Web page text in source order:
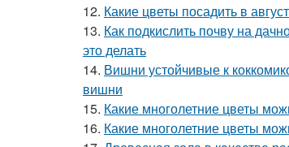
12. Какие цветы посадить в
13. Как подкислить почву на
это делать
14. Вишни устойчивые к
вишни
15. Какие многолетние цветы
16. Какие многолетние цветы